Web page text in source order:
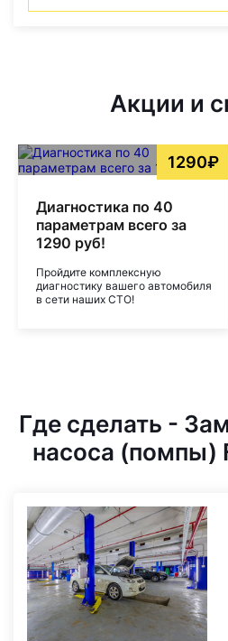
Акции и
1290₽
Диагностика по 40
параметрам всего за
1290 руб!
Пройдите комплексную
диагностику вашего автомобиля
в сети наших СТО!
Где сделать -
насоса (помпы)